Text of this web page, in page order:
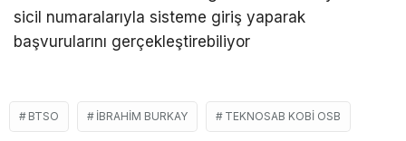
sicil numaralarıyla sisteme giriş yaparak
başvurularını gerçekleştirebiliyor
BTSO İBRAHIM BURKAY TEKNOSAB KOBİ OSB